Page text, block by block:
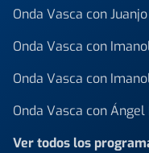
Onda Vasca con
Onda Vasca con
Onda Vasca con
Onda Vasca con Ángel
Ver todos los